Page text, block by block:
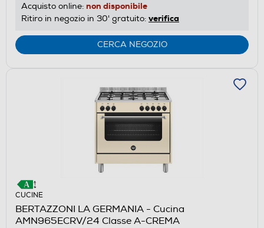
Acquisto online: non disponibile
Ritiro in negozio in 30' gratuito: verifica
CERCA NEGOZIO
CUCINE
BERTAZZONI LA GERMANIA - Cucina
AMN965ECRV/24 Classe A-CREMA